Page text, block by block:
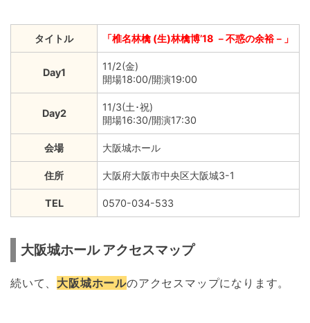
タイトル 「椎名林檎 (生)林檎博’18 －不惑の余裕－」
Day1
11/2(金)
開場18:00/開演19:00
Day2
11/3(土･祝)
開場16:30/開演17:30
会場 大阪城ホール
住所 大阪府大阪市中央区大阪城3-1
TEL 0570-034-533
大阪城ホール アクセスマップ
続いて、 大阪城ホールのアクセスマップになります。